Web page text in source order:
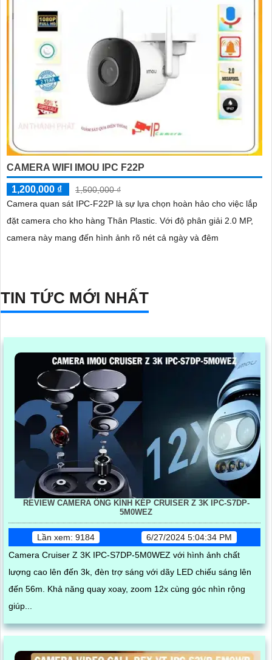
CAMERA WIFI IMOU IPC F22P
1,200,000 ₫
1,500,000 ₫
Camera quan sát IPC-F22P là sự lựa chọn hoàn hảo cho việc lắp
đặt camera cho kho hàng Thân Plastic. Với độ phân giải 2.0 MP,
camera này mang đến hình ảnh rõ nét cả ngày và đêm
TIN TỨC MỚI NHẤT
REVIEW CAMERA ỐNG KÍNH KÉP CRUISER Z 3K IPC-S7DP-
5M0WEZ
Lần xem: 9184
6/27/2024 5:04:34 PM
Camera Cruiser Z 3K IPC-S7DP-5M0WEZ với hình ảnh chất
lượng cao lên đến 3k, đèn trợ sáng với dãy LED chiếu sáng lên
đến 56m. Khả năng quay xoay, zoom 12x cùng góc nhìn rộng
giúp...